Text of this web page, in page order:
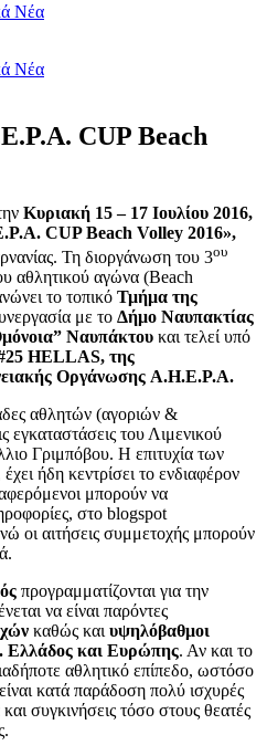
Νέα
Νέα
CUP Beach
Κυριακή 15 – 17 Ιουλίου 2016,
.P.A. CUPBeach Volley 2016»,
Τη διοργάνωση του 3ου
αθλητικού αγώνα (Beach
το τοπικό Τμήμα της
με το Δήμο Ναυπακτίας
Ναυπάκτου και τελεί υπό
HELLAS, της
Οργάνωσης A.H.E.P.A.
αθλητών (αγοριών &
εγκαταστάσεις του Λιμενικού
Γριμπόβου. Η επιτυχία των
ήδη κεντρίσει το ενδιαφέρον
μπορούν να
στο blogspot
οι αιτήσεις συμμετοχής μπορούν
προγραμματίζονται για την
να είναι παρόντες
καθώς και υψηλόβαθμοι
Ελλάδος και Ευρώπης. Αν και το
αθλητικό επίπεδο, ωστόσο
κατά παράδοση πολύ ισχυρές
συγκινήσεις τόσο στους θεατές